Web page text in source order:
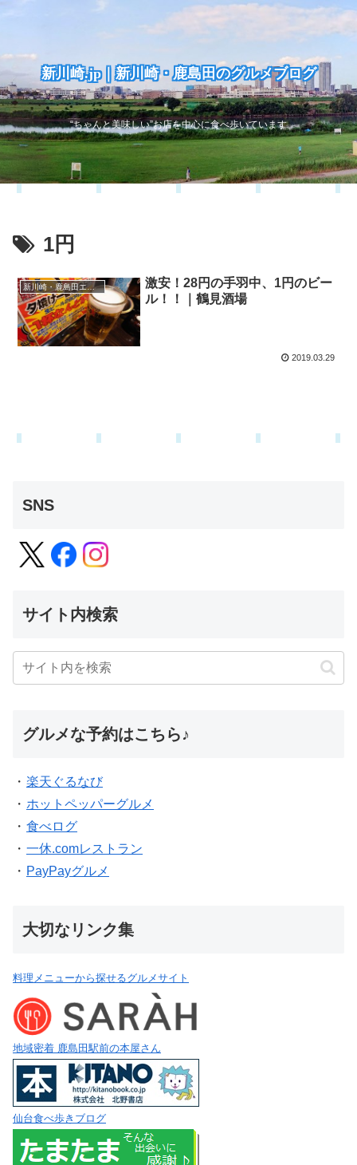
新川崎.jp｜新川崎・鹿島田のグルメブログ
“ちゃんと美味しい”お店を中心に食べ歩いています
1円
新川崎・鹿島田エリア
激安！28円の手羽中、1円のビー
ル！！｜鶴見酒場
2019.03.29
SNS
サイト内検索
グルメな予約はこちら♪
・ 楽天ぐるなび
・ ホットペッパーグルメ
・ 食べログ
・ 一休.comレストラン
・ PayPayグルメ
大切なリンク集
料理メニューから探せるグルメサイト
地域密着 鹿島田駅前の本屋さん
仙台食べ歩きブログ